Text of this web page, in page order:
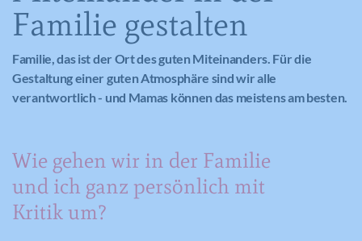
Familie gestalten
Familie, das ist der Ort des guten Miteinanders. Für die
Gestaltung einer guten Atmosphäre sind wir alle
verantwortlich - und Mamas können das meistens am besten.
Wie gehen wir in der Familie
und ich ganz persönlich mit
Kritik um?